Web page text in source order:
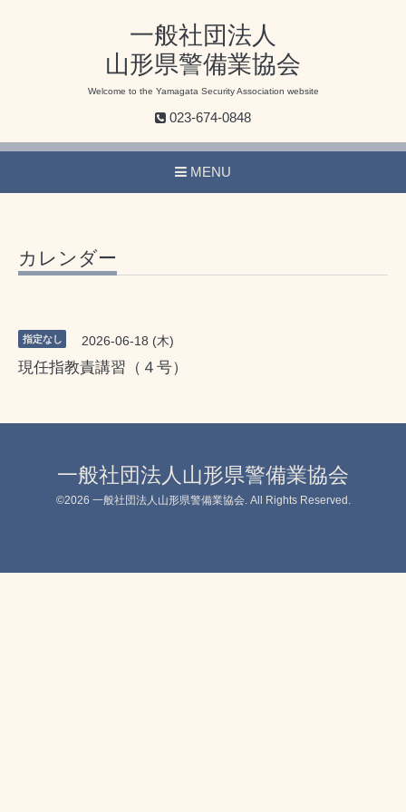
一般社団法人
山形県警備業協会
Welcome to the Yamagata Security Association website
023-674-0848
MENU
カレンダー
指定なし 2026-06-18 (木)
現任指教責講習（４号）
一般社団法人山形県警備業協会
©2026 一般社団法人山形県警備業協会. All Rights Reserved.